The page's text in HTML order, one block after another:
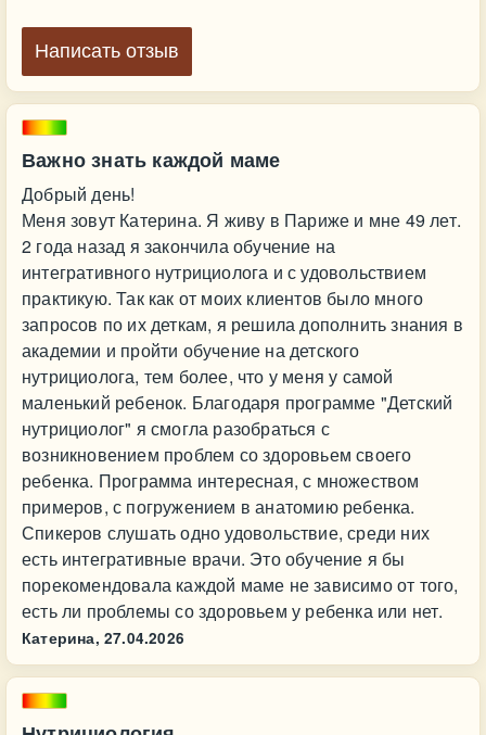
Важно знать каждой маме
Добрый день!
Меня зовут Катерина. Я живу в Париже и мне 49 лет.
2 года назад я закончила обучение на
интегративного нутрициолога и с удовольствием
практикую. Так как от моих клиентов было много
запросов по их деткам, я решила дополнить знания в
академии и пройти обучение на детского
нутрициолога, тем более, что у меня у самой
маленький ребенок. Благодаря программе "Детский
нутрициолог" я смогла разобраться с
возникновением проблем со здоровьем своего
ребенка. Программа интересная, с множеством
примеров, с погружением в анатомию ребенка.
Спикеров слушать одно удовольствие, среди них
есть интегративные врачи. Это обучение я бы
порекомендовала каждой маме не зависимо от того,
есть ли проблемы со здоровьем у ребенка или нет.
Катерина, 27.04.2026
Написать отзыв